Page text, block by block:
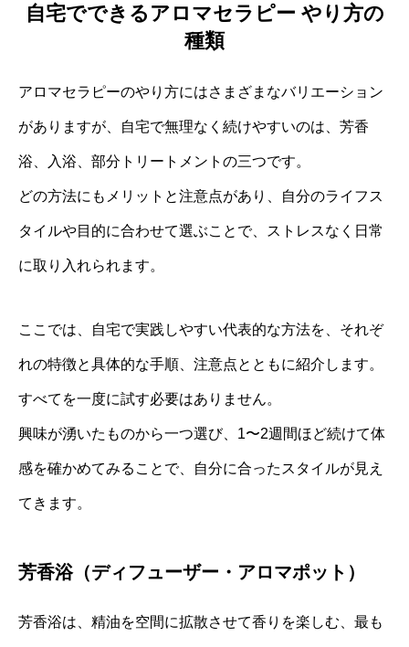
自宅でできるアロマセラピー やり方の
種類
アロマセラピーのやり方にはさまざまなバリエーション
がありますが、自宅で無理なく続けやすいのは、芳香
浴、入浴、部分トリートメントの三つです。
どの方法にもメリットと注意点があり、自分のライフス
タイルや目的に合わせて選ぶことで、ストレスなく日常
に取り入れられます。
ここでは、自宅で実践しやすい代表的な方法を、それぞ
れの特徴と具体的な手順、注意点とともに紹介します。
すべてを一度に試す必要はありません。
興味が湧いたものから一つ選び、1〜2週間ほど続けて体
感を確かめてみることで、自分に合ったスタイルが見え
てきます。
芳香浴（ディフューザー・アロマポット）
芳香浴は、精油を空間に拡散させて香りを楽しむ、最も